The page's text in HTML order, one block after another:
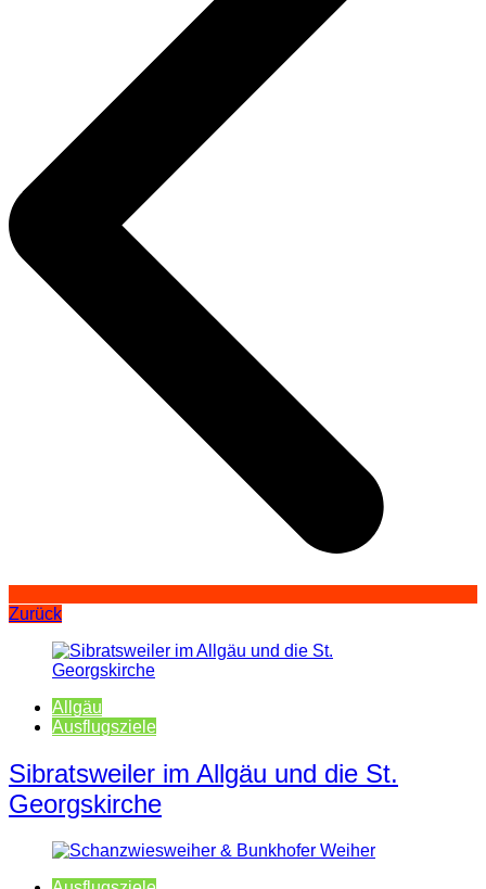
Zurück
Allgäu
Ausflugsziele
Sibratsweiler im Allgäu und die St.
Georgskirche